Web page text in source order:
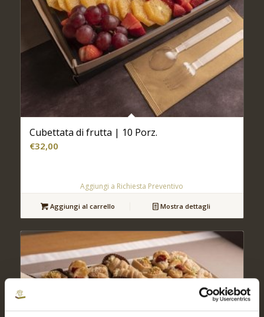
Cubettata di frutta | 10 Porz.
€32,00
Aggiungi a Richiesta Preventivo
Aggiungi al carrello Mostra dettagli